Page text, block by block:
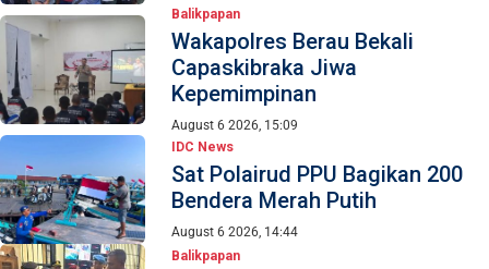
Balikpapan
Wakapolres Berau Bekali
Capaskibraka Jiwa
Kepemimpinan
August 6 2026, 15:09
IDC News
Sat Polairud PPU Bagikan 200
Bendera Merah Putih
August 6 2026, 14:44
Balikpapan